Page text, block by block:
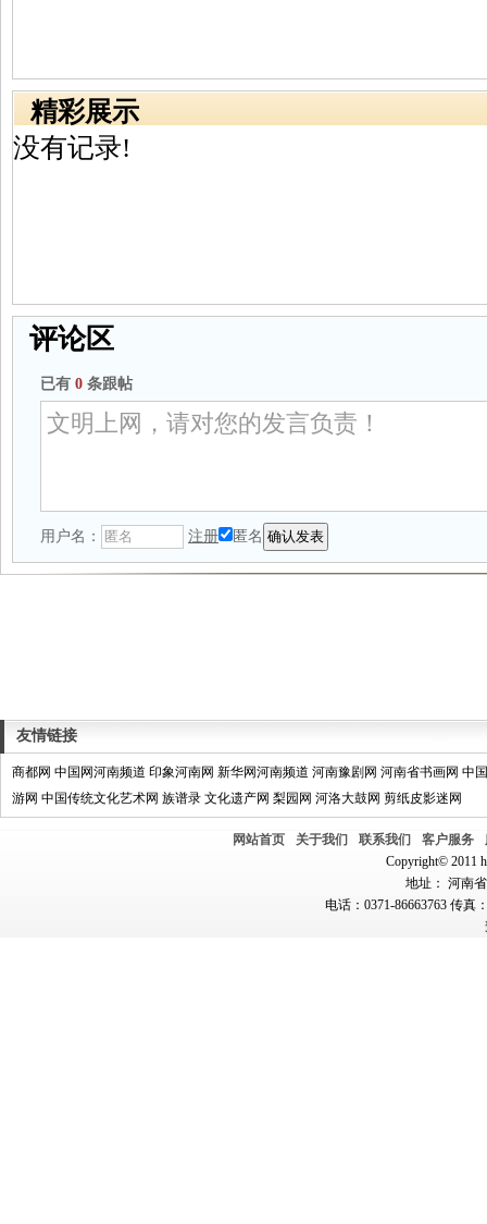
精彩展示
没有记录!
评论区
已有 0 条跟帖
用户名： 注册 匿名
友情链接
商都网 中国网河南频道 印象河南网 新华网河南频道 河南豫剧网 河南省书画网 中
游网 中国传统文化艺术网 族谱录 文化遗产网 梨园网 河洛大鼓网 剪纸皮影迷网
网站首页 关于我们 联系我们 客户服务
Copyright© 2011
地址： 河南
电话：0371-86663763 传真